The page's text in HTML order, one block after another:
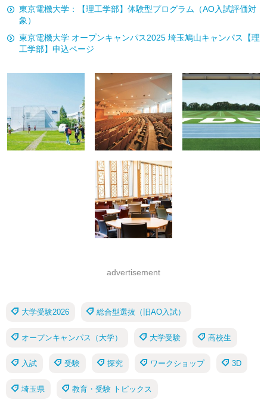
東京電機大学：【理工学部】体験型プログラム（AO入試評価対
象）
東京電機大学 オープンキャンパス2025 埼玉鳩山キャンパス【理
工学部】申込ページ
advertisement
大学受験2026 総合型選抜（旧AO入試）
オープンキャンパス（大学） 大学受験 高校生
入試 受験 探究 ワークショップ 3D
埼玉県 教育・受験 トピックス